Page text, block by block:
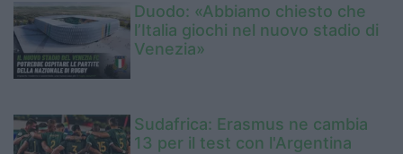
Duodo: «Abbiamo chiesto che
l’Italia giochi nel nuovo stadio di
Venezia»
Sudafrica: Erasmus ne cambia
13 per il test con l'Argentina